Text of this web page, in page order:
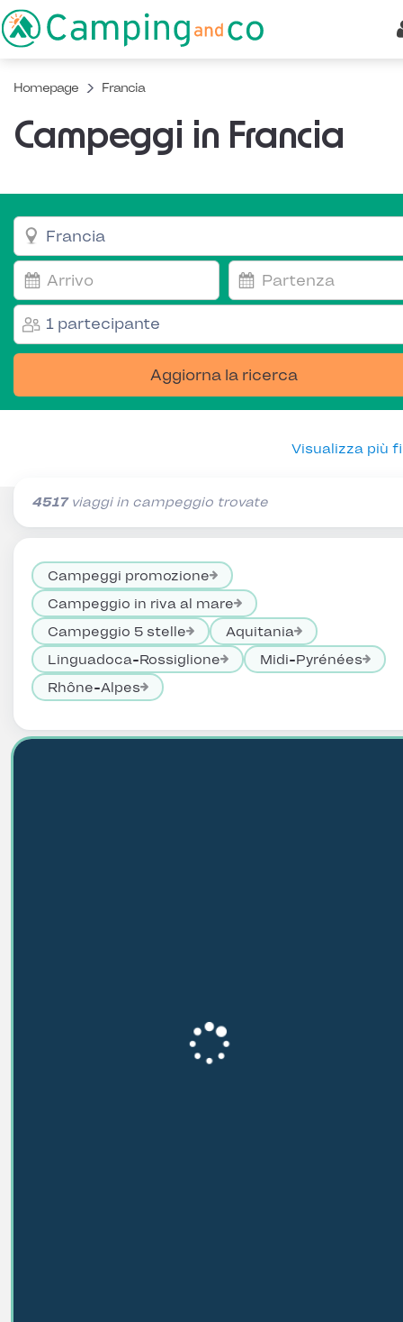
Homepage Francia
Campeggi in Francia
1 partecipante
Aggiorna la ricerca
Visualizza più
4517viaggi in campeggio trovate
Campeggi promozione
Campeggio in riva al mare
Campeggio 5 stelle
Aquitania
Linguadoca-Rossiglione
Midi-Pyrénées
Rhône-Alpes